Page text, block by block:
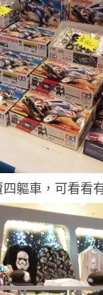
軀車，可看看